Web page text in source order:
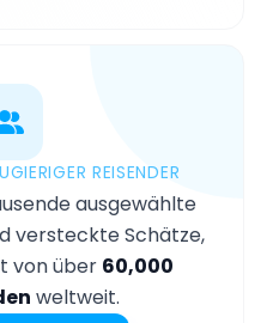
REISENDER
ausgewählte
versteckte Schätze,
von über 60,000
weltweit.